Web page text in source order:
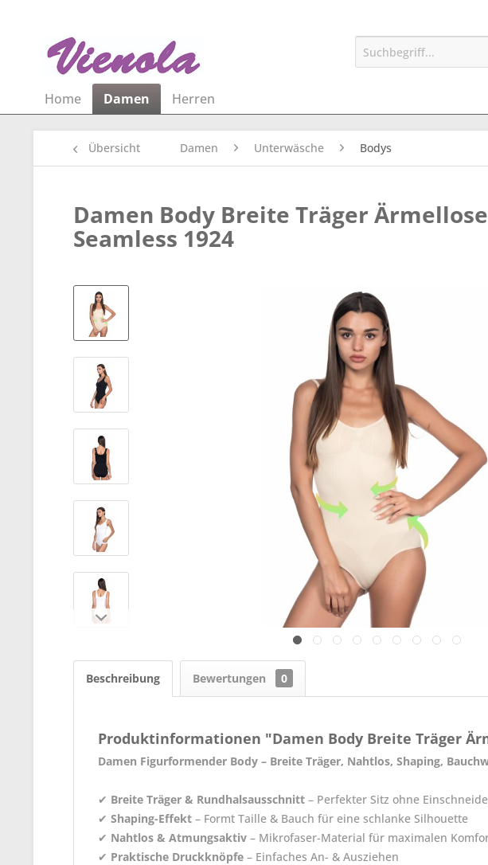
Home Damen Herren
Übersicht Damen Unterwäsche Bodys
Damen Body Breite Träger
Seamless 1924
Beschreibung Bewertungen 0
Produktinformationen "Damen Body Breite Träger
Damen Figurformender Body – Breite Träger, Nahtlos, Shaping,
✔ Breite Träger & Rundhalsausschnitt – Perfekter Sitz ohne
✔ Shaping-Effekt – Formt Taille & Bauch für eine schlanke Silhouette
✔ Nahtlos & Atmungsaktiv – Mikrofaser-Material für maximalen
✔ Praktische Druckknöpfe – Einfaches An- & Ausziehen